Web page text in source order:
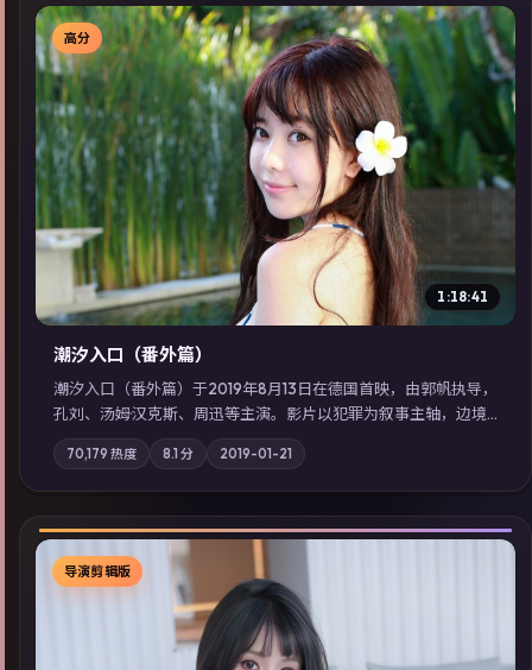
▶
高分
1:18:41
潮汐入口（番外篇）
潮汐入口（番外篇）于2019年8月13日在德国首映，由郭帆执导，
孔刘、汤姆·汉克斯、周迅等主演。影片以犯罪为叙事主轴，边境
小镇的平静被一封匿名信彻底打破；摄影与配乐强化地域气质；
站内亦可通过「国产免费观看高清电视剧在线看」延展检索同类
型高分佳作，畅享高清在线追剧体验。
70,179 热度 8.1 分 2019-01-21
导演剪辑版